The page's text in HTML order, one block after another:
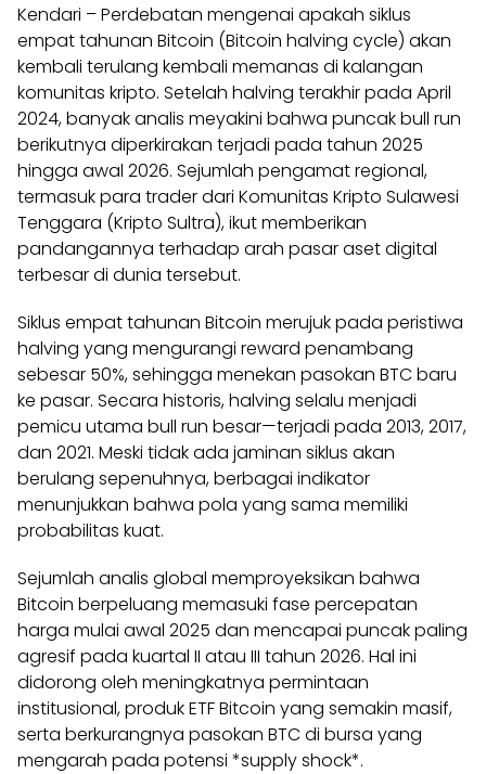
Kendari – Perdebatan mengenai apakah siklus
empat tahunan Bitcoin (Bitcoin halving cycle) akan
kembali terulang kembali memanas di kalangan
komunitas kripto. Setelah halving terakhir pada April
2024, banyak analis meyakini bahwa puncak bull run
berikutnya diperkirakan terjadi pada tahun 2025
hingga awal 2026. Sejumlah pengamat regional,
termasuk para trader dari Komunitas Kripto Sulawesi
Tenggara (Kripto Sultra), ikut memberikan
pandangannya terhadap arah pasar aset digital
terbesar di dunia tersebut.
Siklus empat tahunan Bitcoin merujuk pada peristiwa
halving yang mengurangi reward penambang
sebesar 50%, sehingga menekan pasokan BTC baru
ke pasar. Secara historis, halving selalu menjadi
pemicu utama bull run besar—terjadi pada 2013, 2017,
dan 2021. Meski tidak ada jaminan siklus akan
berulang sepenuhnya, berbagai indikator
menunjukkan bahwa pola yang sama memiliki
probabilitas kuat.
Sejumlah analis global memproyeksikan bahwa
Bitcoin berpeluang memasuki fase percepatan
harga mulai awal 2025 dan mencapai puncak paling
agresif pada kuartal II atau III tahun 2026. Hal ini
didorong oleh meningkatnya permintaan
institusional, produk ETF Bitcoin yang semakin masif,
serta berkurangnya pasokan BTC di bursa yang
mengarah pada potensi *supply shock*.